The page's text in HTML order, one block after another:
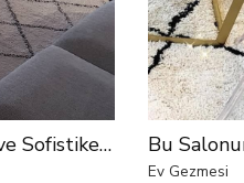
17 Adımda Orta Sehpanıza Estetik ve Sofistike Bir Görünüm Katın!
Ev Gezmesi